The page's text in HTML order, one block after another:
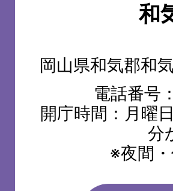
和
岡山県和気郡和
電話番号：
開庁時間：月曜
分
※夜間